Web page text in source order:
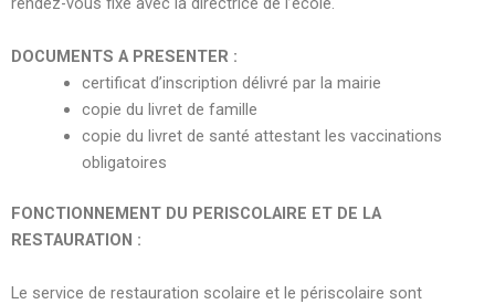
DOCUMENTS A PRESENTER :
certificat d’inscription délivré par la mairie
copie du livret de famille
copie du livret de santé attestant les vaccinations
obligatoires
FONCTIONNEMENT DU PERISCOLAIRE ET DE LA
RESTAURATION :
Le service de restauration scolaire et le périscolaire sont